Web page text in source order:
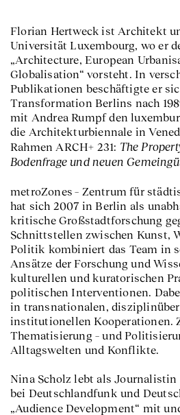
Florian Hertweck ist Architekt
Universität Luxembourg, wo er
„Architecture, European
Globalisation“ vorsteht. In
Publikationen beschäftigte er
Transformation Berlins nach
mit Andrea Rumpf den
die Architekturbiennale in
Rahmen ARCH+ 231: The
Bodenfrage und neuen
metroZones – Zentrum für
hat sich 2007 in Berlin als
kritische Großstadtforschung
Schnittstellen zwischen Kunst,
Politik kombiniert das Team in
Ansätze der Forschung und
kulturellen und kuratorischen
politischen Interventionen.
in transnationalen,
institutionellen Kooperationen.
Thematisierung – und
Alltagswelten und Konflikte.
Nina Scholz lebt als
bei Deutschlandfunk und
„Audience Development“ mit